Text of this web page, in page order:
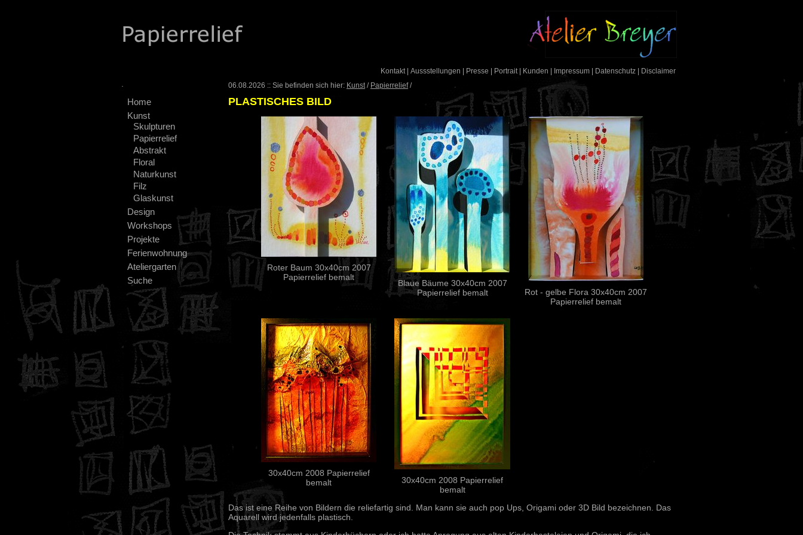
Kontakt| Aussstellungen Presse Portrait| Kunden Impressum Datenschutz Disclaimer
Home
Kunst
Skulpturen
Papierrelief
Abstrakt
Floral
Naturkunst
Filz
Glaskunst
Design
Workshops
Projekte
Ferienwohnung
Ateliergarten
Suche
06.08.2026 :: Sie befinden sich hier: Kunst/ Papierrelief/
PLASTISCHES BILD
Roter Baum 30x40cm 2007
Papierrelief bemalt
Blaue Bäume 30x40cm 2007
Papierrelief bemalt
Rot - gelbe Flora 30x40cm 2007
Papierrelief bemalt
30x40cm 2008 Papierrelief
bemalt
30x40cm 2008 Papierrelief
bemalt
Das ist eine Reihe von Bildern die reliefartig sind. Man kann sie auch pop Ups, Origami oder 3D Bild bezeichnen. Das
Aquarell wird jedenfalls plastisch.